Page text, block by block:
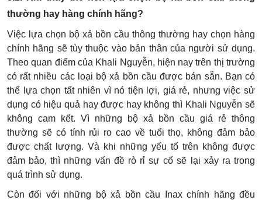
thường hay hàng chính hãng?
Việc lựa chọn bộ xả bồn cầu thông thường hay chọn hàng
chính hãng sẽ tùy thuộc vào bản thân của người sử dụng.
Theo quan điểm của Khali Nguyễn, hiện nay trên thị trường
có rất nhiều các loại bộ xả bồn cầu được bán sẵn. Bạn có
thể lựa chọn tất nhiên vì nó tiện lợi, giá rẻ, nhưng việc sử
dụng có hiệu quả hay được hay không thì Khali Nguyễn sẽ
không cam kết. Vì những bộ xả bồn cầu giá rẻ thông
thường sẽ có tính rủi ro cao về tuổi thọ, không đảm bảo
được chất lượng. Và khi những yếu tố trên không được
đảm bảo, thì những vấn đề rò rỉ sự cố sẽ lại xảy ra trong
quá trình sử dụng.
Còn đối với những bộ xả bồn cầu Inax chính hãng đều